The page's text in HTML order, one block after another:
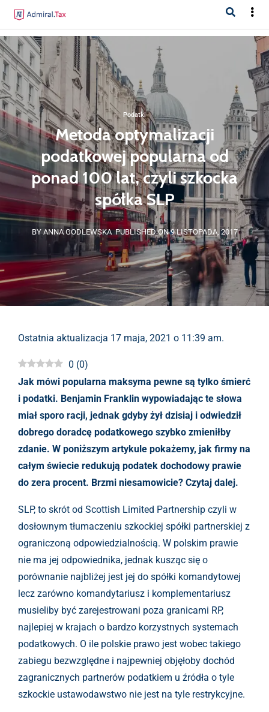
Podatki
Metoda optymalizacji
podatkowej popularna od
ponad 100 lat, czyli szkocka
spółka SLP
BY ANNA GODLEWSKA PUBLISHED ON 9 LISTOPADA, 2017
Ostatnia aktualizacja 17 maja, 2021 o 11:39 am.
0 (0)
Jak mówi popularna maksyma pewne są tylko śmierć
i podatki. Benjamin Franklin wypowiadając te słowa
miał sporo racji, jednak gdyby żył dzisiaj i odwiedził
dobrego doradcę podatkowego szybko zmieniłby
zdanie. W poniższym artykule pokażemy, jak firmy na
całym świecie redukują podatek dochodowy prawie
do zera procent. Brzmi niesamowicie? Czytaj dalej.
SLP, to skrót od Scottish Limited Partnership czyli w
dosłownym tłumaczeniu szkockiej spółki partnerskiej z
ograniczoną odpowiedzialnością. W polskim prawie
nie ma jej odpowiednika, jednak kusząc się o
porównanie najbliżej jest jej do spółki komandytowej
lecz zarówno komandytariusz i komplementariusz
musieliby być zarejestrowani poza granicami RP,
najlepiej w krajach o bardzo korzystnych systemach
podatkowych. O ile polskie prawo jest wobec takiego
zabiegu bezwzględne i najpewniej objęłoby dochód
zagranicznych partnerów podatkiem u źródła o tyle
szkockie ustawodawstwo nie jest na tyle restrykcyjne.